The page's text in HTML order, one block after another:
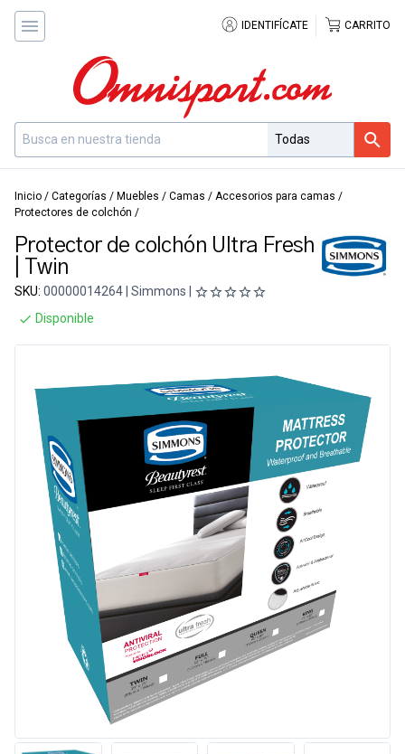
IDENTIFÍCATE CARRITO
Inicio / Categorías / Muebles / Camas / Accesorios para camas /
Protectores de colchón /
Protector de colchón Ultra Fresh
| Twin
SKU: 00000014264 | Simmons |
Disponible